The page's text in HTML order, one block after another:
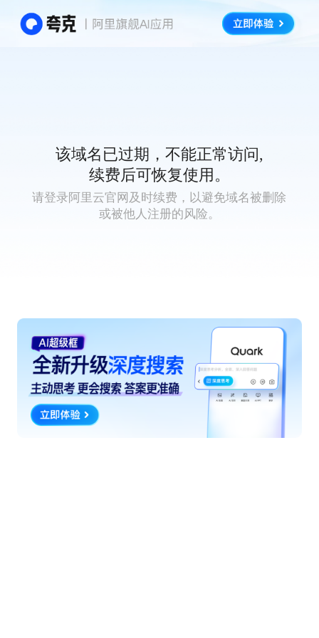
该域名已过期，不能正常访问,
续费后可恢复使用。
请登录阿里云官网及时续费，以避免域名被删除
或被他人注册的风险。